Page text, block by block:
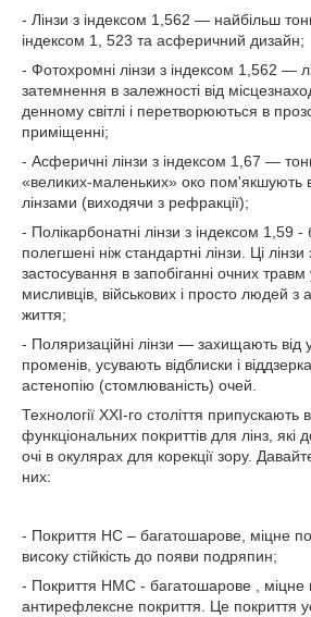
- Лінзи з індексом 1,562 — найбільш тонкі
індексом 1, 523 та асферичний дизайн;
- Фотохромні лінзи з індексом 1,562 —
затемнення в залежності від
денному світлі і перетворюються в
приміщенні;
- Асферичні лінзи з індексом 1,67 —
«великих-маленьких» око пом'якшують
лінзами (виходячи з рефракції);
- Полікарбонатні лінзи з індексом 1,59 -
полегшені ніж стандартні лінзи. Ці
застосування в запобіганні очних травм
мисливців, військових і просто людей
життя;
- Поляризаційні лінзи — захищають від
променів, усувають відблиски і
астенопію (стомлюваність) очей.
Технології ХХІ-го століття припускають
функціональних покриттів для лінз,
очі в окулярах для корекції зору.
них:
- Покриття HC – багатошарове, міцне
високу стійкість до появи подряпин;
- Покриття HMC - багатошарове , міцне
антирефлексне покриття. Це покриття